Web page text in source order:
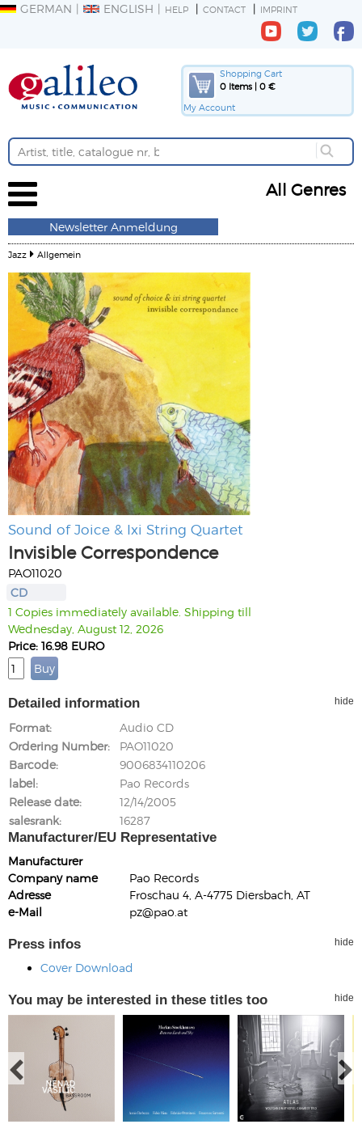
GERMAN ENGLISH HELP CONTACT IMPRINT
Shopping Cart
0 Items | 0 €
My Account
All Genres
Newsletter Anmeldung
Jazz Allgemein
Sound of Joice & Ixi String Quartet
Invisible Correspondence
PAO11020
CD
1 Copies immediately available. Shipping till
Wednesday, August 12, 2026
Price: 16.98 EURO
Detailed information hide
Format
Audio CD
Ordering Number
PAO11020
Barcode
9006834110206
label
Pao Records
Release date
12/14/2005
salesrank
16287
Manufacturer/EU Representative
Manufacturer
Company name
Pao Records
Adresse
Froschau 4, A-4775 Diersbach, AT
e-Mail
pz@pao.at
Press infos hide
Cover Download
You may be interested in these titles too hide